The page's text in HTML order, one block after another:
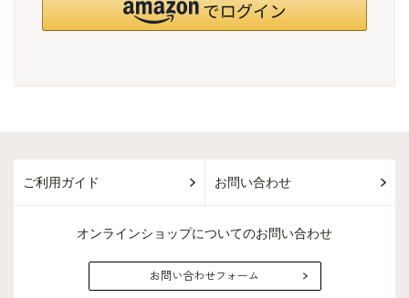
ご利用ガイド お問い合わせ
オンラインショップについてのお問い合わせ
お問い合わせフォーム